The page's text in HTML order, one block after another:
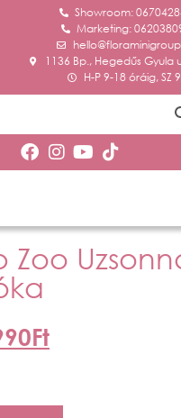
Showroom:
Marketing:
1136 Bp., Hegedűs Gyula
H-P 9-18 óráig, SZ
Zoo
Ft